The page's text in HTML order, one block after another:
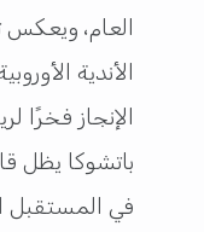
العام،
الأندية
الإنجاز فخرًا
باتشوكا يظل
في المستقبل